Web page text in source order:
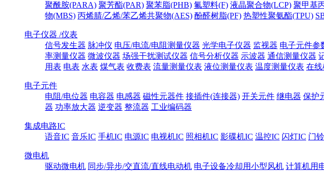
聚酰胺(PARA) 聚芳酯(PAR) 聚苯脂(PHB) 氟塑料(F) 液晶聚合物(LCP) 聚甲基
物(MBS) 丙烯腈/乙烯/苯乙烯共聚物(AES) 酚醛树脂(PF) 热塑性聚氨酯(TPU)
电子仪器 /仪表
信号发生器 脉冲仪 电压/电流/电阻测量仪器 光学电子仪器 监视器 电子元件参
率测量仪器 微波仪器 场强干扰测试仪器 信号分析仪器 示波器 通信测量仪器
用表 电表 水表 煤气表 收费表 流量测量仪表 液位测量仪表 温度测量仪表 在
电子元件
电阻/电位器 电容器 电感器 磁性元器件 接插件(连接器) 开关元件 继电器 保护
器 功率放大器 逆变器 整流器 工业编码器
集成电路IC
语音IC 音乐IC 手机IC 电源IC 电视机IC 照相机IC 影碟机IC 温控IC 闪灯IC 门
微电机
驱动微电机 同步/异步/交直流/直线电动机 电子设备冷却用小型风机 计算机用